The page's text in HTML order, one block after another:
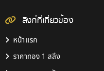
ลิงก์ที่เกี่ยวข้อง
หน้าแรก
ราคาทอง 1 สลึง